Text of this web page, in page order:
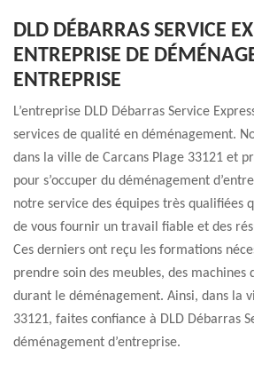
DLD DÉBARRAS SERVICE
ENTREPRISE DE
ENTREPRISE
L’entreprise DLD Débarras Service
services de qualité en déménagement.
dans la ville de Carcans Plage 33121 et
pour s’occuper du déménagement
notre service des équipes très qualifiées
de vous fournir un travail fiable et des
Ces derniers ont reçu les formations
prendre soin des meubles, des machines
durant le déménagement. Ainsi, dans la
33121, faites confiance à DLD Débarras
déménagement d’entreprise.